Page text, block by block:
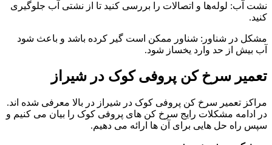
نشت آب: لوله‌ها و اتصالات را بررسی کنید تا از نشتی آب جلوگیری
کنید.
مشکل در شناور: شناور ممکن است گیر کرده باشد و باعث شود
آب بیش از حد وارد یخساز شود.
تعمیر سرخ کن پروفی کوک در شیراز
مراکز تعمیر سرخ کن پروفی کوک در شیراز در بالا معرفی شده اند.
در ادامه مشکلات رایج سرخ کن های پروفی کوک را بیان می کنیم و
سپس راه حل هایی برای آن ها ارائه می دهیم.